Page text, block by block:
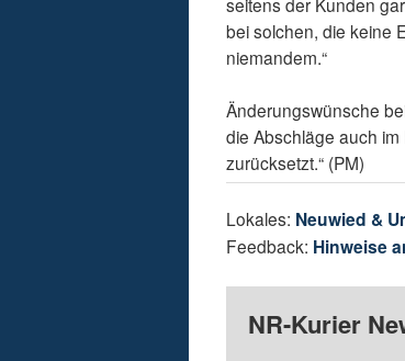
bei solchen, die keine
niemandem.“
Änderungswünsche
die Abschläge auch
zurücksetzt.“ (PM)
Lokales: Neuwied &
Feedback: Hinweise
NR-Kurier